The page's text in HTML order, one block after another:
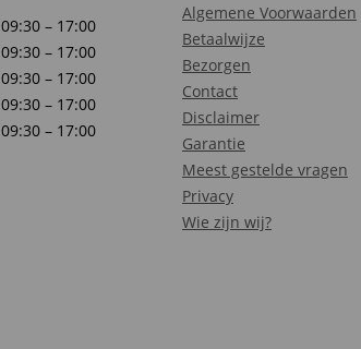
09:30 – 17:00
09:30 – 17:00
09:30 – 17:00
09:30 – 17:00
09:30 – 17:00
Algemene Voorwaarden
Betaalwijze
Bezorgen
Contact
Disclaimer
Garantie
Meest gestelde vragen
Privacy
Wie zijn wij?